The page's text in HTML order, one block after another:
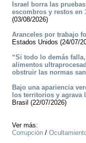
Israel borra las
escombros y restos en
(03/08/2026)
Aranceles por trabajo
Estados Unidos (24/07/
“Si todo lo demás
alimentos
obstruir las normas
Bajo una apariencia
los territorios y agrava
Brasil (22/07/2026)
Ver más:
Corrupción /